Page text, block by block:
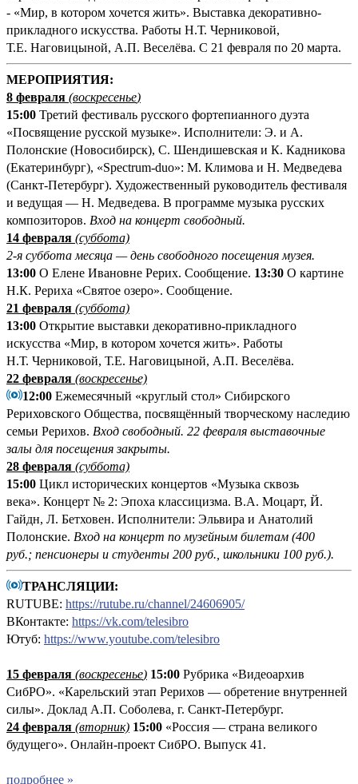
- «Мир, в котором хочется жить». Выставка декоративно-
прикладного искусства. Работы Н.Т. Черниковой,
Т.Е. Наговицыной, А.П. Веселёва. С 21 февраля по 20 марта.
МЕРОПРИЯТИЯ:
8 февраля (воскресенье)
15:00 Третий фестиваль русского фортепианного дуэта
«Посвящение русской музыке». Исполнители: Э. и А.
Полонские (Новосибирск), С. Шендишевская и К. Кадникова
(Екатеринбург), «Spectrum-duo»: М. Климова и Н. Медведева
(Санкт-Петербург). Художественный руководитель фестиваля
и ведущая — Н. Медведева. В программе музыка русских
композиторов. Вход на концерт свободный.
14 февраля (суббота)
2-я суббота месяца — день свободного посещения музея.
13:00 О Елене Ивановне Рерих. Сообщение. 13:30 О картине
Н.К. Рериха «Святое озеро». Сообщение.
21 февраля (суббота)
13:00 Открытие выставки декоративно-прикладного
искусства «Мир, в котором хочется жить». Работы
Н.Т. Черниковой, Т.Е. Наговицыной, А.П. Веселёва.
22 февраля (воскресенье)
12:00 Ежемесячный «круглый стол» Сибирского
Рериховского Общества, посвящённый творческому наследию
семьи Рерихов. Вход свободный. 22 февраля выставочные
залы для посещения закрыты.
28 февраля (суббота)
15:00 Цикл исторических концертов «Музыка сквозь
века». Концерт № 2: Эпоха классицизма. В.А. Моцарт, Й.
Гайдн, Л. Бетховен. Исполнители: Эльвира и Анатолий
Полонские. Вход на концерт по музейным билетам (400
руб.; пенсионеры и студенты 200 руб., школьники 100 руб.).
ТРАНСЛЯЦИИ:
RUTUBE: https://rutube.ru/channel/24606905/
ВКонтакте: https://vk.com/telesibro
Ютуб: https://www.youtube.com/telesibro
15 февраля (воскресенье) 15:00 Рубрика «Видеоархив
СибРО». «Карельский этап Рерихов — обретение внутренней
силы». Доклад А.П. Соболева, г. Санкт-Петербург.
24 февраля (вторник) 15:00 «Россия — страна великого
будущего». Онлайн-проект СибРО. Выпуск 41.
подробнее »